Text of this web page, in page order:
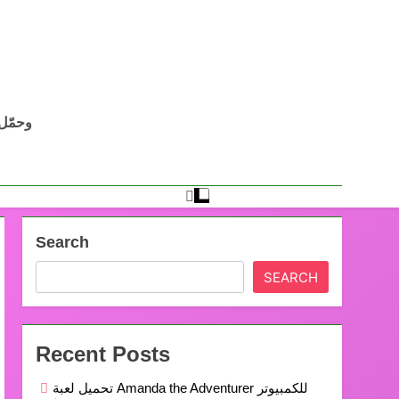
Search
SEARCH
Recent Posts
تحميل لعبة Amanda the Adventurer للكمبيوتر